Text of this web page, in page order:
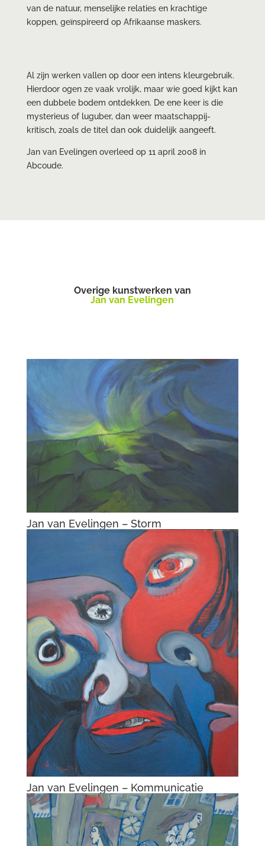
van de natuur, menselijke relaties en krachtige
koppen, geïnspireerd op Afrikaanse maskers.
Al zijn werken vallen op door een intens kleurgebruik.
Hierdoor ogen ze vaak vrolijk, maar wie goed kijkt kan
een dubbele bodem ontdekken. De ene keer is die
mysterieus of luguber, dan weer maatschappij-
kritisch, zoals de titel dan ook duidelijk aangeeft.
Jan van Evelingen overleed op 11 april 2008 in
Abcoude.
Overige kunstwerken van
Jan van Evelingen
Jan van Evelingen – Storm
Jan van Evelingen – Kommunicatie